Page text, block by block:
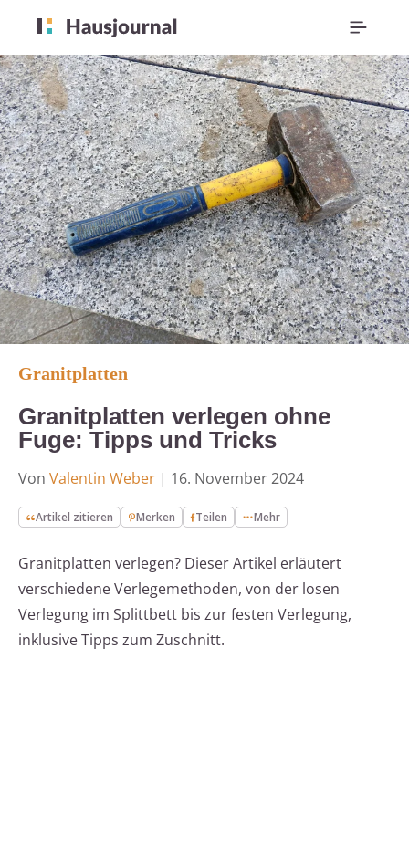
Granitplatten
Granitplatten verlegen ohne
Fuge: Tipps und Tricks
Von Valentin Weber | 16. November 2024
Artikel zitieren Merken Teilen Mehr
Granitplatten verlegen? Dieser Artikel erläutert
verschiedene Verlegemethoden, von der losen
Verlegung im Splittbett bis zur festen Verlegung,
inklusive Tipps zum Zuschnitt.